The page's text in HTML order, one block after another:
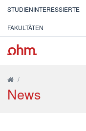
STUDIENINTERESSIERTE
FAKULTÄTEN
/
News